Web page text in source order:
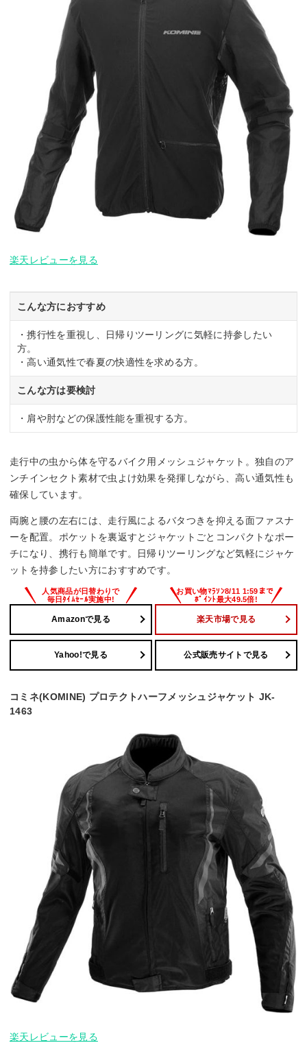
楽天レビューを見る
こんな方におすすめ
・携行性を重視し、日帰りツーリングに気軽に持参したい
方。
・高い通気性で春夏の快適性を求める方。
こんな方は要検討
・肩や肘などの保護性能を重視する方。
走行中の虫から体を守るバイク用メッシュジャケット。独自のア
ンチインセクト素材で虫よけ効果を発揮しながら、高い通気性も
確保しています。
両腕と腰の左右には、走行風によるバタつきを抑える面ファスナ
ーを配置。ポケットを裏返すとジャケットごとコンパクトなポー
チになり、携行も簡単です。日帰りツーリングなど気軽にジャケ
ットを持参したい方におすすめです。
Amazonで見る 楽天市場で見る
Yahoo!で見る 公式販売サイトで見る
コミネ(KOMINE) プロテクトハーフメッシュジャケット JK-
1463
楽天レビューを見る